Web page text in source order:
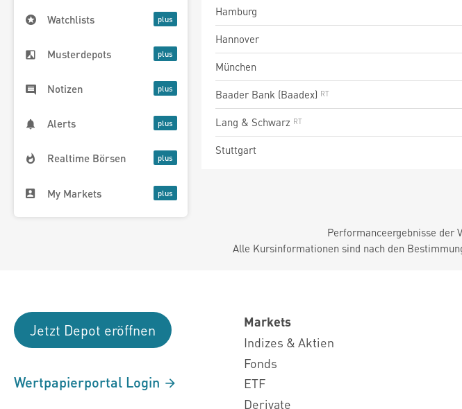
Watchlists
Musterdepots
Notizen
Alerts
Realtime Börsen
My Markets
Hamburg
Hannover
München
Baader Bank (Baadex)
Lang & Schwarz
Stuttgart
Performanceergebnisse der
Alle Kursinformationen sind nach den
Jetzt Depot eröffnen
Wertpapierportal Login
Markets
Indizes & Aktien
Fonds
ETF
Derivate